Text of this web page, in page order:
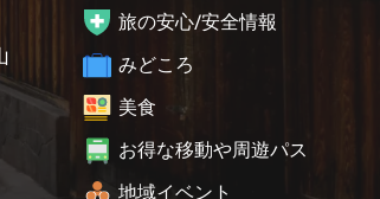
旅の安心/安全情報
みどころ
美食
お得な移動や周遊パス
地域イベント